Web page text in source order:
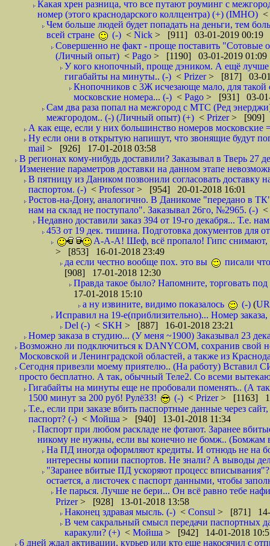
Какая хрен разница, что все путают роуминг с
номер (этого краснодарского коллцентра) (+) (IMHO) <
Чем больше людей будет попадать на деньги, тем
всей стране
(-) < Nick > [911] 03-01-2019 00:19
Совершенно не факт - проще поставить "Сотовые
(Личный опыт) < Pago > [1190] 03-01-2019 01:09
У кого кнопочный, проще дэником. А ещё лучше
гигабайты на минуты.. (-) < Prizer> [817] 03-
Кнопочников с 3Ж исчезающе мало, для такой
московские номера... (-) < Pago > [931] 03-01-
Сам два раза попал на межгород с МТС (Ред
межгородом.. (-) (Личный опыт) (+) < Prizer> [909]
А как еще, если у них большинство номеров московские
Ну если они в открытую напишут, что звонящие будут
mail > [926] 17-01-2018 03:58
В регионах кому-нибудь доставили? Заказывал в Тверь 27
Изменение параметров доставки на данном этапе
В пятницу из Даником позвонили согласовать доставку
паспортом. (-) < Professor> [954] 20-01-2018 16:01
Ростов-на-Дону, аналогично. В Даникоме "передано в
нам на склад не поступало". Заказывал 26го, №2965. (-) <
Недавно доставили заказ 394 от 19-го декабря... Т.е.
453 от 19 дек. тишина. Подготовка документов для
А-А-А! Шеф, всё пропало! Гипс снимают,
> [853] 16-01-2018 23:49
да если честно вообще пох. это вы
писали
[908] 17-01-2018 12:30
Правда такое было? Напомните, торговать
17-01-2018 15:10
а ну извините, видимо показалось
(-) (
Исправил на 19-е(приблизительно)... Номер
Del (-) < SKH > [887] 16-01-2018 23:21
Номер заказа в студию... (У меня ~1900) Заказывал 23
Возможно ли подключиться к DANYCOM, сохранив свой
Московской и Ленинградской областей, а также из
Сегодня привезли моему приятелю.. (На работу) Вставил
просто бесплатно. А так, обычный Теле2. Со всеми
Гигабайты на минуты еще не пробовали поменять.. (А
1500 минут за 200 руб! РулёЗЗ!
(-) < Prizer> [1163]
Т.е., если при заказе вбить паспортные данные через
паспорт? (-) < Мойша > [940] 13-01-2018 11:34
Паспорт при любом раскладе не фотают. Заранее
никому не нужны, если вы конечно не бомж.. (Бомжам
На ПД иногда оформляют кредиты. И отнюдь не на
интересны копии паспортов. Не знали? А выводы
"Заранее вбитые ПД ускоряют процесс
остается, а листочек с паспорт данными, чтобы
Не парься. Лучше не бери... Он всё равно тебе
Prizer> [928] 13-01-2018 13:58
Наконец здравая мысль. (-) < Consul > [871] 14-
В чем сакральный смысл передачи паспортных
каракули? (+) < Мойша > [942] 14-01-2018
6 дней ждал активации, курьер или кто еще накосячил с